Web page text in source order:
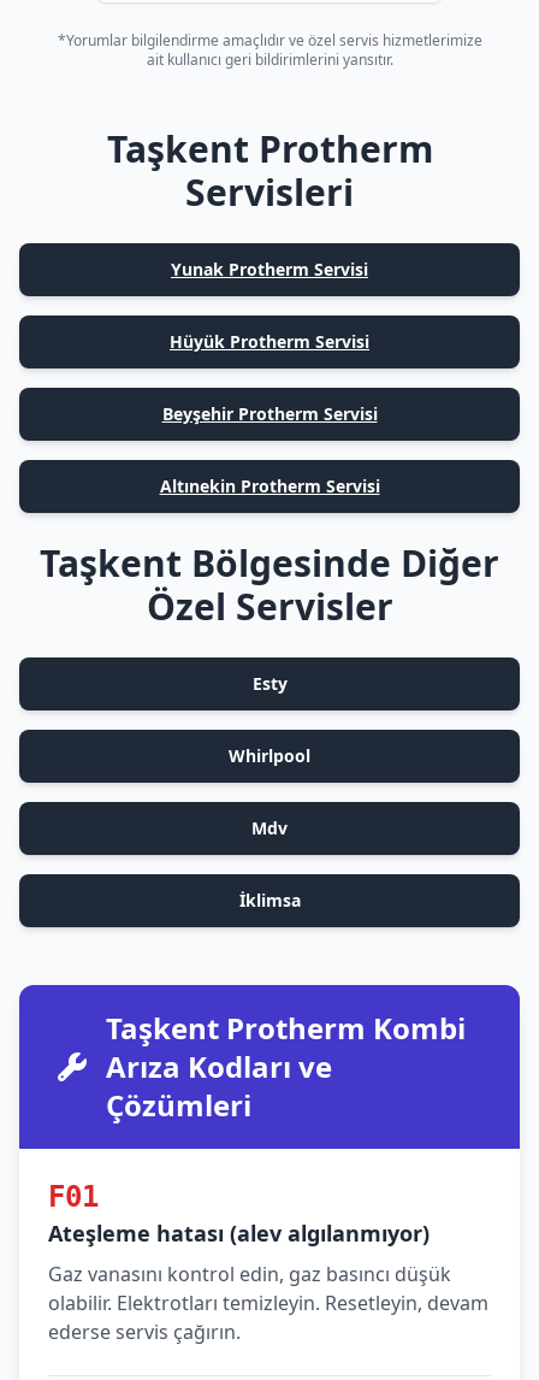
*Yorumlar bilgilendirme amaçlıdır ve özel servis hizmetlerimize
ait kullanıcı geri bildirimlerini yansıtır.
Taşkent Protherm
Servisleri
Yunak Protherm Servisi
Hüyük Protherm Servisi
Beyşehir Protherm Servisi
Altınekin Protherm Servisi
Taşkent Bölgesinde Diğer
Özel Servisler
Esty
Whirlpool
Mdv
İklimsa
Taşkent Protherm Kombi
Arıza Kodları ve
Çözümleri
F01
Ateşleme hatası (alev algılanmıyor)
Gaz vanasını kontrol edin, gaz basıncı düşük
olabilir. Elektrotları temizleyin. Resetleyin, devam
ederse servis çağırın.